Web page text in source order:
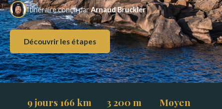
Itinéraire conçu parArnaud Bruckler
Découvrir les étapes
9 jours 166 km 3 200 m Moyen